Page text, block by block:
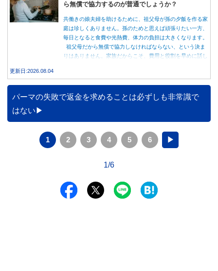
ら無償で協力するのが普通でしょうか？
共働きの娘夫婦を助けるために、祖父母が孫の夕飯を作る家
庭は珍しくありません。孫のためと思えば頑張りたい一方、
毎日となると食費や光熱費、体力の負担は大きくなります。
祖父母だから無償で協力しなければならない、という決ま
りはありません。家族だからこそ、費用と役割を早めに話し
更新日:2026.08.04
パーマの失敗で返金を求めることは必ずしも非常識で
はない
1 2 3 4 5 6 ▶
1/6